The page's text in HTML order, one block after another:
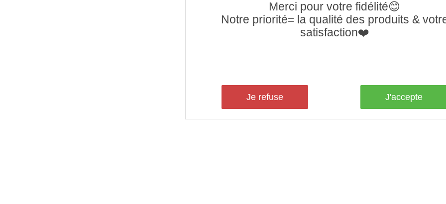
Merci pour votre fidélité😊
Notre priorité= la qualité des produits &
satisfaction❤️
Je refuse J'accepte